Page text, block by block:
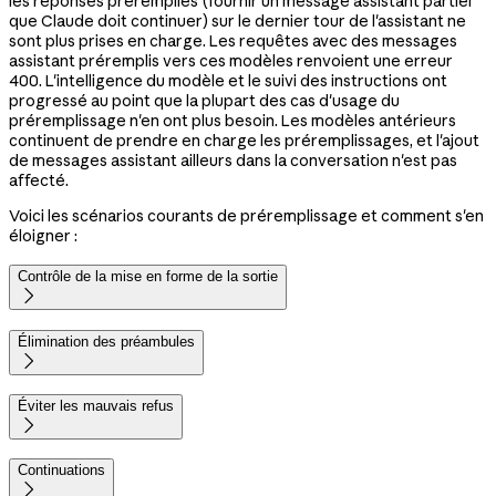
que Claude doit continuer) sur le dernier tour de l'assistant ne
sont plus prises en charge. Les requêtes avec des messages
assistant préremplis vers ces modèles renvoient une erreur
400. L'intelligence du modèle et le suivi des instructions ont
progressé au point que la plupart des cas d'usage du
préremplissage n'en ont plus besoin. Les modèles antérieurs
continuent de prendre en charge les préremplissages, et l'ajout
de messages assistant ailleurs dans la conversation n'est pas
affecté.
Voici les scénarios courants de préremplissage et comment s'en
éloigner :
Contrôle de la mise en forme de la sortie

Élimination des préambules

Éviter les mauvais refus

Continuations
